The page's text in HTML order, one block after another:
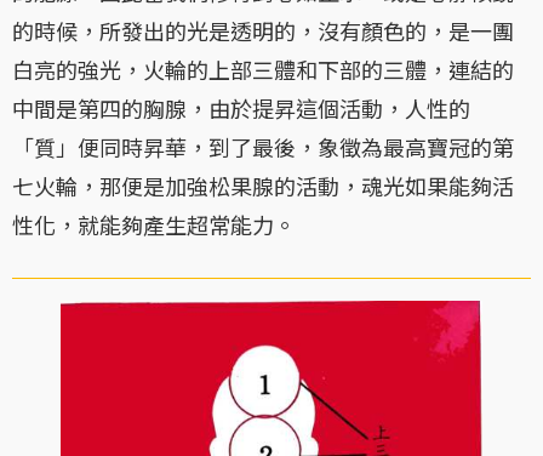
的時候，所發出的光是透明的，沒有顏色的，是一團
白亮的強光，火輪的上部三體和下部的三體，連結的
中間是第四的胸腺，由於提昇這個活動，人性的
「質」便同時昇華，到了最後，象徵為最高寶冠的第
七火輪，那便是加強松果腺的活動，魂光如果能夠活
性化，就能夠產生超常能力。